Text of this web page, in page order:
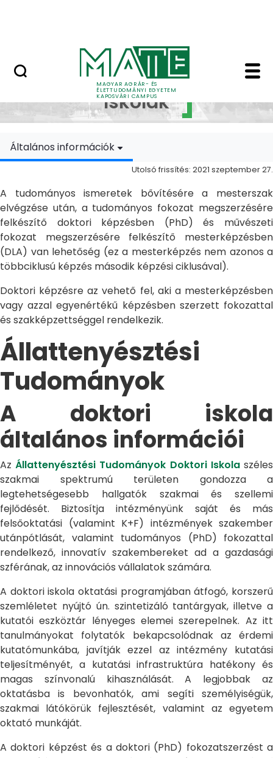
MAGYAR AGRÁR- ÉS
ÉLETTUDOMÁNYI EGYETEM
KAPOSVÁRI CAMPUS
Doktori Iskolák -
Doktori
Iskolák
Általános információk
Utolsó frissítés: 2021 szeptember 27.
A tudományos ismeretek bővítésére a mesterszak
elvégzése után, a tudományos fokozat megszerzésére
felkészítő doktori képzésben (PhD) és művészeti
fokozat megszerzésére felkészítő mesterképzésben
(DLA) van lehetőség (ez a mesterképzés nem azonos a
többciklusú képzés második képzési ciklusával).
Doktori képzésre az vehető fel, aki a mesterképzésben
vagy azzal egyenértékű képzésben szerzett fokozattal
és szakképzettséggel rendelkezik.
Állattenyésztési
Tudományok
A doktori iskola
általános információi
AzÁllattenyésztési Tudományok Doktori Iskolaszéles
szakmai spektrumú területen gondozza a
legtehetségesebb hallgatók szakmai és szellemi
fejlődését. Biztosítja intézményünk saját és más
felsőoktatási (valamint K+F) intézmények szakember
utánpótlását, valamint tudományos (PhD) fokozattal
rendelkező, innovatív szakembereket ad a gazdasági
szférának, az innovációs vállalatok számára.
A doktori iskola oktatási programjában átfogó, korszerű
szemléletet nyújtó ún. szintetizáló tantárgyak, illetve a
kutatói eszköztár lényeges elemei szerepelnek. Az itt
tanulmányokat folytatók bekapcsolódnak az érdemi
kutatómunkába, javítják ezzel az intézmény kutatási
teljesítményét, a kutatási infrastruktúra hatékony és
magas színvonalú kihasználását. A legjobbak az
oktatásba is bevonhatók, ami segíti személyiségük,
szakmai látókörük fejlesztését, valamint az egyetem
oktató munkáját.
A doktori képzést és a doktori (PhD) fokozatszerzést a